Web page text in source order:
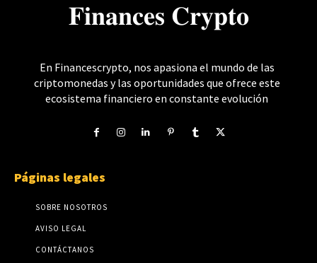
𝐅𝐢𝐧𝐚𝐧𝐜𝐞𝐬 𝐂𝐫𝐲𝐩𝐭𝐨
En Financescrypto, nos apasiona el mundo de las
criptomonedas y las oportunidades que ofrece este
ecosistema financiero en constante evolución
Páginas legales
SOBRE NOSOTROS
AVISO LEGAL
CONTÁCTANOS